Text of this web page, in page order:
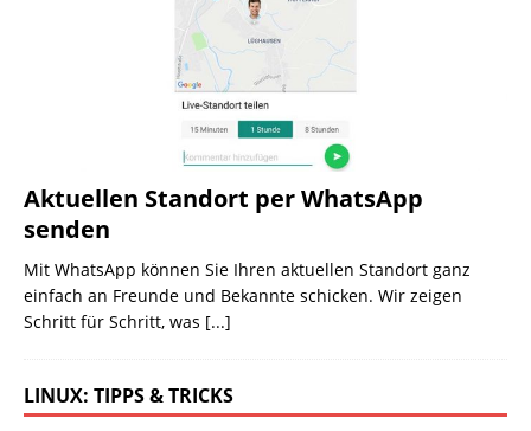
Aktuellen Standort per WhatsApp
senden
Mit WhatsApp können Sie Ihren aktuellen Standort ganz
einfach an Freunde und Bekannte schicken. Wir zeigen
Schritt für Schritt, was [...]
LINUX: TIPPS & TRICKS